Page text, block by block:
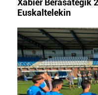
Xabier Berasategik
Euskaltelekin